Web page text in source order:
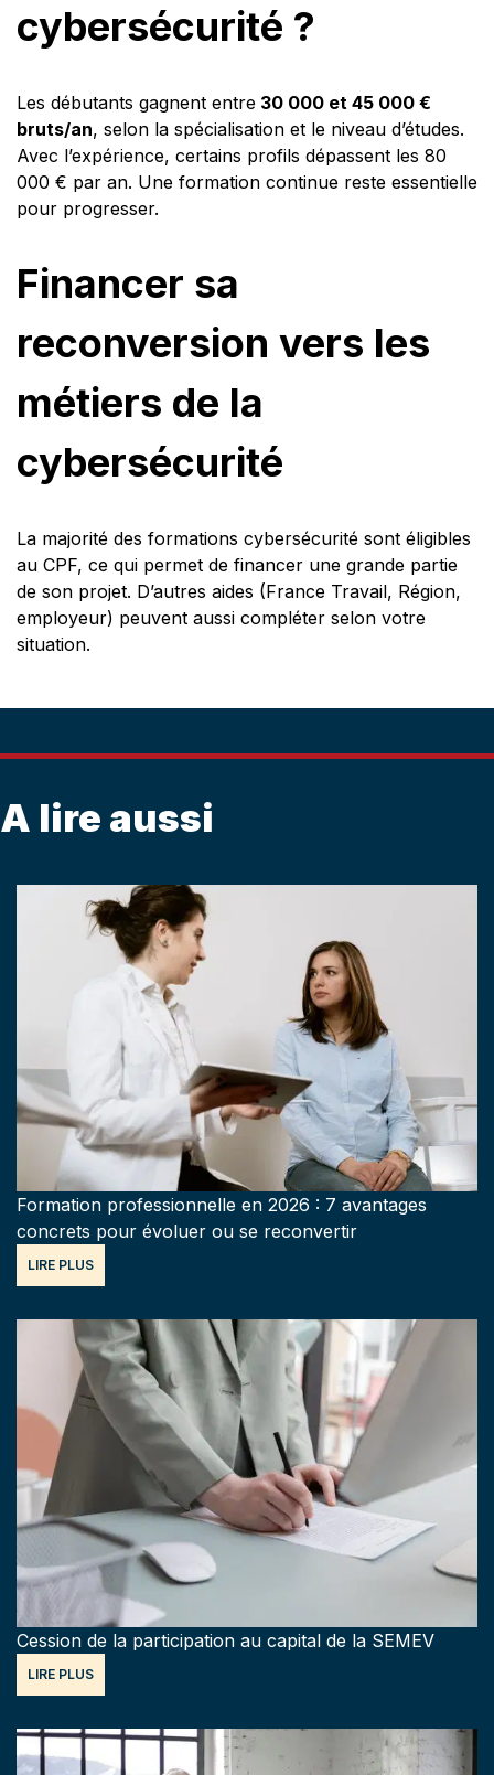
cybersécurité ?
Les débutants gagnent entre 30 000 et 45 000 €
bruts/an, selon la spécialisation et le niveau d’études.
Avec l’expérience, certains profils dépassent les 80
000 € par an. Une formation continue reste essentielle
pour progresser.
Financer sa
reconversion vers les
métiers de la
cybersécurité
La majorité des formations cybersécurité sont éligibles
au CPF, ce qui permet de financer une grande partie
de son projet. D’autres aides (France Travail, Région,
employeur) peuvent aussi compléter selon votre
situation.
A lire aussi
Formation professionnelle en 2026 : 7 avantages
concrets pour évoluer ou se reconvertir
LIRE PLUS
Cession de la participation au capital de la SEMEV
LIRE PLUS